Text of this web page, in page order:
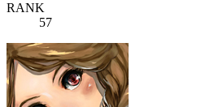
RANK
57